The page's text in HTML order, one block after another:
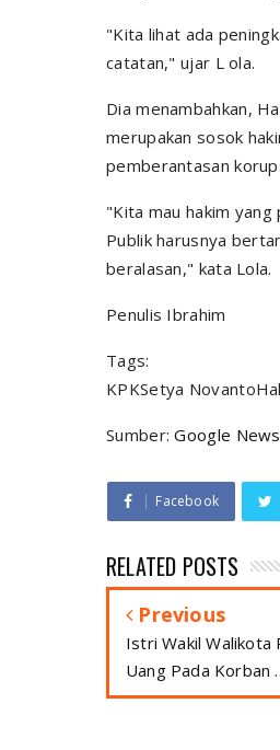
"Kita lihat ada
catatan," ujar L ola.
Dia menambahkan,
merupakan sosok
pemberantasan
"Kita mau hakim
Publik harusnya
beralasan," kata Lola.
Penulis Ibrahim
Tags:
KPKSetya
Sumber:Google News
Facebook
RELATED POSTS
Previous
Istri Wakil Walikota
Uang Pada Korban